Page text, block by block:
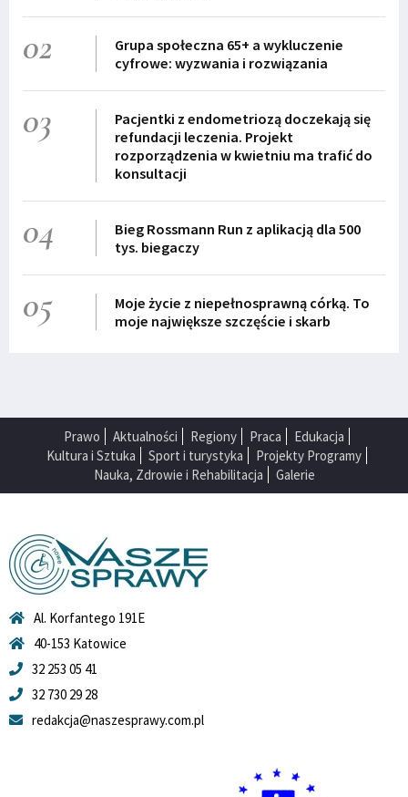
02
Grupa społeczna 65+ a wykluczenie
cyfrowe: wyzwania i rozwiązania
03
Pacjentki z endometriozą doczekają się
refundacji leczenia. Projekt
rozporządzenia w kwietniu ma trafić do
konsultacji
04
Bieg Rossmann Run z aplikacją dla 500
tys. biegaczy
05
Moje życie z niepełnosprawną córką. To
moje największe szczęście i skarb
Prawo Aktualności Regiony Praca
Edukacja
Kultura i Sztuka
Sport i turystyka
Projekty Programy
Nauka, Zdrowie i Rehabilitacja
Galerie
Al. Korfantego 191E
40-153 Katowice
32 253 05 41
32 730 29 28
redakcja@naszesprawy.com.pl